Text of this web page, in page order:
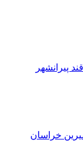
پیرانشهر
خراسان